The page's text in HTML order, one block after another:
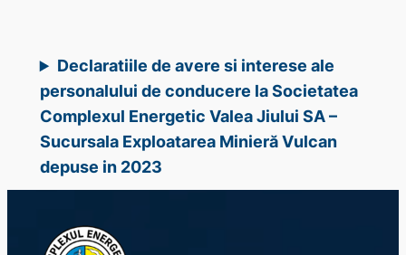
Declaratiile de avere si interese ale
personalului de conducere la Societatea
Complexul Energetic Valea Jiului SA –
Sucursala Exploatarea Minieră Vulcan
depuse in 2023